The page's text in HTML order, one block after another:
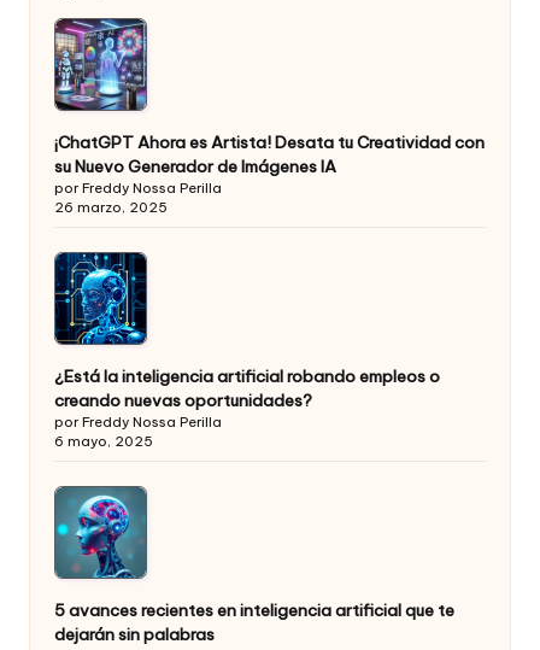
¡ChatGPT Ahora es Artista! Desata tu Creatividad con
su Nuevo Generador de Imágenes IA
por Freddy Nossa Perilla
26 marzo, 2025
¿Está la inteligencia artificial robando empleos o
creando nuevas oportunidades?
por Freddy Nossa Perilla
6 mayo, 2025
5 avances recientes en inteligencia artificial que te
dejarán sin palabras